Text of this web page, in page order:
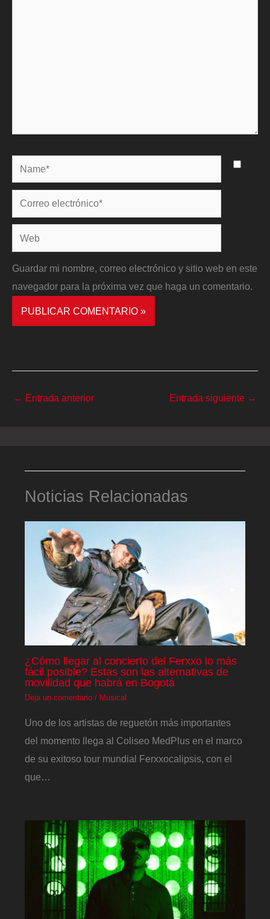
Name*
Correo
electrónico*
Web
Guardar mi nombre, correo electrónico y sitio web en este
navegador para la próxima vez que haga un comentario.
← Entrada anterior Entrada siguiente →
Noticias Relacionadas
¿Cómo llegar al concierto del Ferxxo lo más
fácil posible? Estas son las alternativas de
movilidad que habrá en Bogotá
Deja un comentario / Musical
Uno de los artistas de reguetón más importantes
del momento llega al Coliseo MedPlus en el marco
de su exitoso tour mundial Ferxxocalipsis, con el
que…